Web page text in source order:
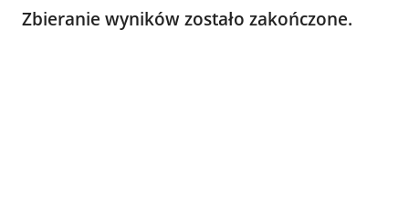
Zbieranie wyników zostało zakończone.